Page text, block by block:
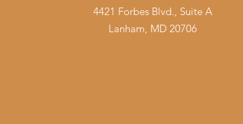
4421 Forbes Blvd., Suite A
Lanham, MD 20706